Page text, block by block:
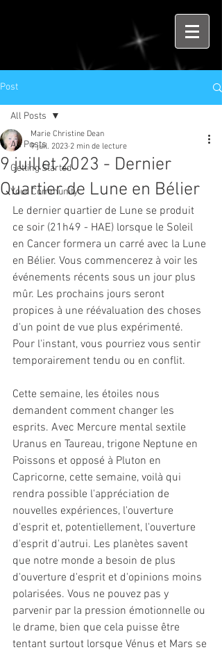
Post
All Posts
Getting Started
Your Community
All Posts
9 juillet 2023 - Dernier
Quartier de Lune en Bélier
Marie Christine Dean
9 juil. 2023 2 min de lecture
Le dernier quartier de Lune se produit
ce soir (21h49 - HAE) lorsque le Soleil
en Cancer formera un carré avec la Lune
en Bélier. Vous commencerez à voir les
événements récents sous un jour plus
mûr. Les prochains jours seront
propices à une réévaluation des choses
d'un point de vue plus expérimenté.
Pour l'instant, vous pourriez vous sentir
temporairement tendu ou en conflit.
Cette semaine, les étoiles nous
demandent comment changer les
esprits. Avec Mercure mental sextile
Uranus en Taureau, trigone Neptune en
Poissons et opposé à Pluton en
Capricorne, cette semaine, voilà qui
rendra possible l'appréciation de
nouvelles expériences, l'ouverture
d'esprit et, potentiellement, l'ouverture
d'esprit d'autrui. Les planètes savent
que notre monde a besoin de plus
d'ouverture d'esprit et d'opinions moins
polarisées. Vous ne pouvez pas y
parvenir par la pression émotionnelle ou
le drame, bien que cela puisse être
tentant surtout lorsque Vénus et Mars se